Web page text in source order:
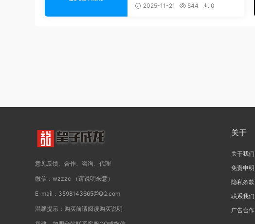
2025-11-21 544 0
意见反馈、合作、咨询、代理
微信：wzzzc （请说明来意）
E-mail：3598143665@QQ.com
温馨提示：购买前请阅读购买说明
关于
关于我们
免责申明
隐私条款
联系我们
广告合作